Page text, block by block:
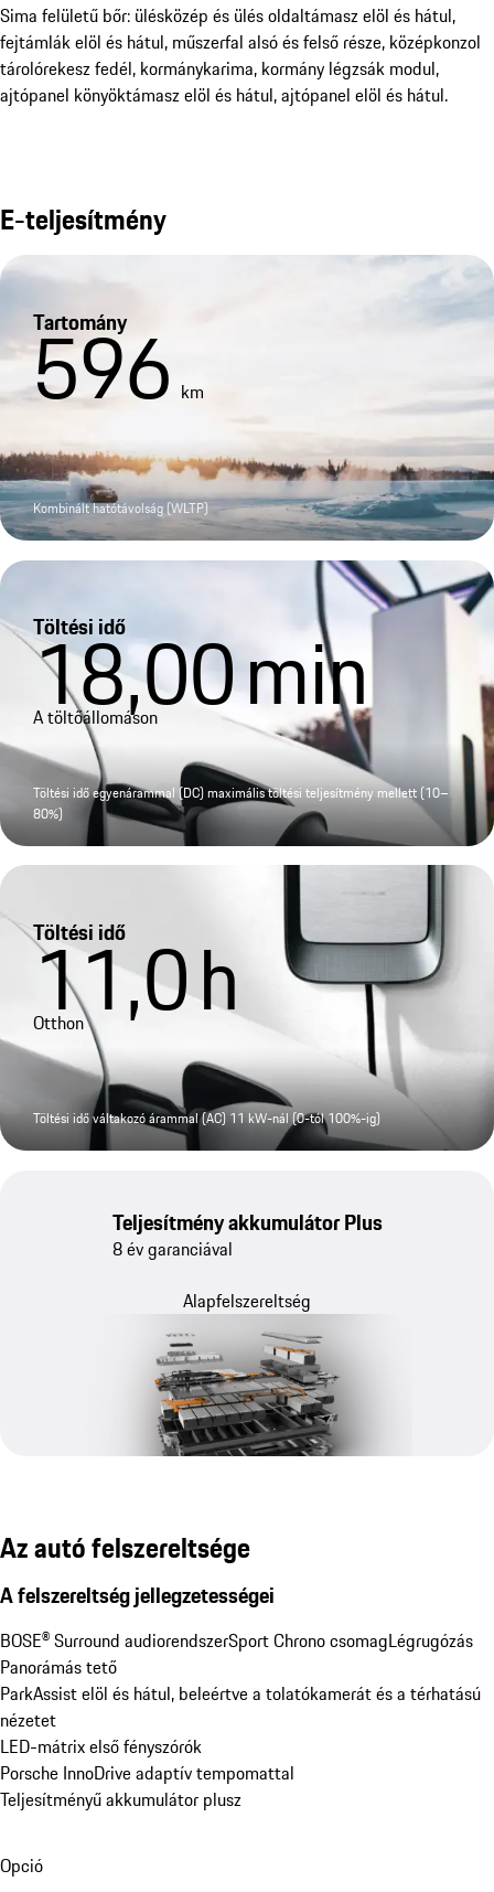
Sima felületű bőr: ülésközép és ülés oldaltámasz elöl és hátul,
fejtámlák elöl és hátul, műszerfal alsó és felső része, középkonzol
tárolórekesz fedél, kormánykarima, kormány légzsák modul,
ajtópanel könyöktámasz elöl és hátul, ajtópanel elöl és hátul.
E-teljesítmény
Tartomány
596 km
Kombinált hatótávolság (WLTP)
Töltési idő
18,00min
A töltőállomáson
Töltési idő egyenárammal (DC) maximális töltési teljesítmény mellett (10–
80%)
Töltési idő
11,0h
Otthon
Töltési idő váltakozó árammal (AC) 11 kW-nál (0-tól 100%-ig)
Teljesítmény akkumulátor Plus
8 év garanciával
Alapfelszereltség
Az autó felszereltsége
A felszereltség jellegzetességei
BOSE® Surround audiorendszerSport Chrono csomagLégrugózás
Panorámás tető
ParkAssist elöl és hátul, beleértve a tolatókamerát és a térhatású
nézetet
LED-mátrix első fényszórók
Porsche InnoDrive adaptív tempomattal
Teljesítményű akkumulátor plusz
Opció